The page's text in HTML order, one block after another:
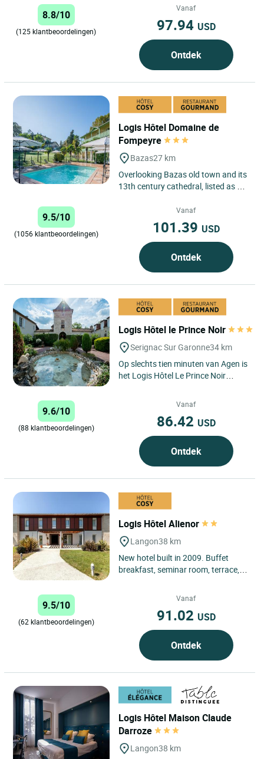
8.8/10
(125 klantbeoordelingen)
Vanaf
97.94 USD
Ontdek
Logis Hôtel Domaine de
Fompeyre
Bazas27 km
Overlooking Bazas old town and its
13th century cathedral, listed as a
Domaine de Fompeyre...
9.5/10
(1056 klantbeoordelingen)
Vanaf
101.39 USD
Ontdek
Logis Hôtel le Prince Noir
Serignac Sur Garonne34 km
Op slechts tien minuten van Agen is
het Logis Hôtel Le Prince Noir
Menjoulan, een karakteristiek...
9.6/10
(88 klantbeoordelingen)
Vanaf
86.42 USD
Ontdek
Logis Hôtel Alienor
Langon38 km
New hotel built in 2009. Buffet
breakfast, seminar room, terrace,
cellar, wine bar. Just...
9.5/10
(62 klantbeoordelingen)
Vanaf
91.02 USD
Ontdek
Logis Hôtel Maison Claude
Darroze
Langon38 km